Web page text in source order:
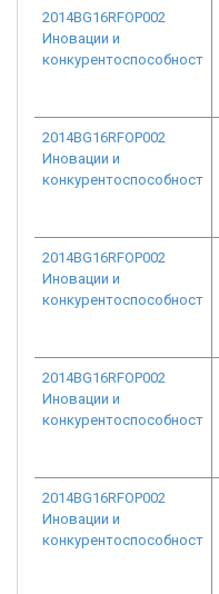
2014BG16RFOP002
Иновации и
конкурентоспособност
2014BG16RFOP002
Иновации и
конкурентоспособност
2014BG16RFOP002
Иновации и
конкурентоспособност
2014BG16RFOP002
Иновации и
конкурентоспособност
2014BG16RFOP002
Иновации и
конкурентоспособност